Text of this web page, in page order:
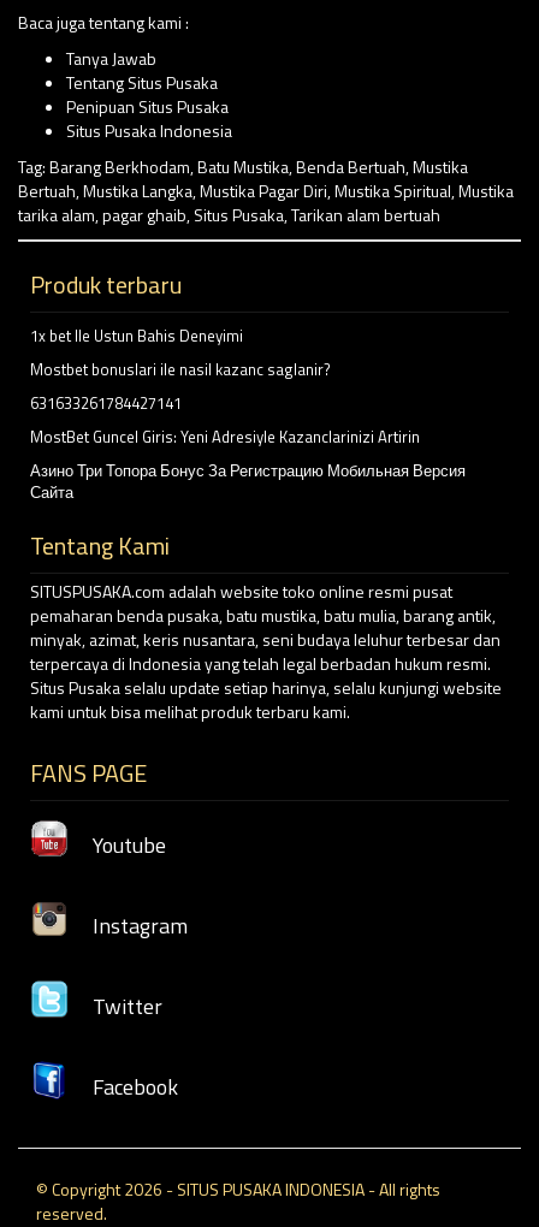
Baca juga tentang kami :
Tanya Jawab
Tentang Situs Pusaka
Penipuan Situs Pusaka
Situs Pusaka Indonesia
Tag:Barang Berkhodam,Batu Mustika,Benda Bertuah,Mustika
Bertuah,Mustika Langka,Mustika Pagar Diri,Mustika Spiritual,Mustika
tarika alam,pagar ghaib,Situs Pusaka,Tarikan alam bertuah
Produk terbaru
1x bet Ile Ustun Bahis Deneyimi
Mostbet bonuslari ile nasil kazanc saglanir?
631633261784427141
MostBet Guncel Giris: Yeni Adresiyle Kazanclarinizi Artirin
Азино Три Топора Бонус За Регистрацию Мобильная Версия
Сайта
Tentang Kami
SITUSPUSAKA.com adalah website toko online resmi pusat
pemaharan benda pusaka, batu mustika, batu mulia, barang antik,
minyak, azimat, keris nusantara, seni budaya leluhur terbesar dan
terpercaya di Indonesia yang telah legal berbadan hukum resmi.
Situs Pusaka selalu update setiap harinya, selalu kunjungi website
kami untuk bisa melihat produk terbaru kami.
FANS PAGE
Youtube
Instagram
Twitter
Facebook
© Copyright 2026 - SITUS PUSAKA INDONESIA - All rights
reserved.